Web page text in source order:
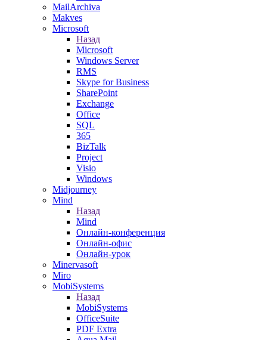
MailArchiva
Makves
Microsoft
Назад
Microsoft
Windows Server
RMS
Skype for Business
SharePoint
Exchange
Office
SQL
365
BizTalk
Project
Visio
Windows
Midjourney
Mind
Назад
Mind
Онлайн-конференция
Онлайн-офис
Онлайн-урок
Minervasoft
Miro
MobiSystems
Назад
MobiSystems
OfficeSuite
PDF Extra